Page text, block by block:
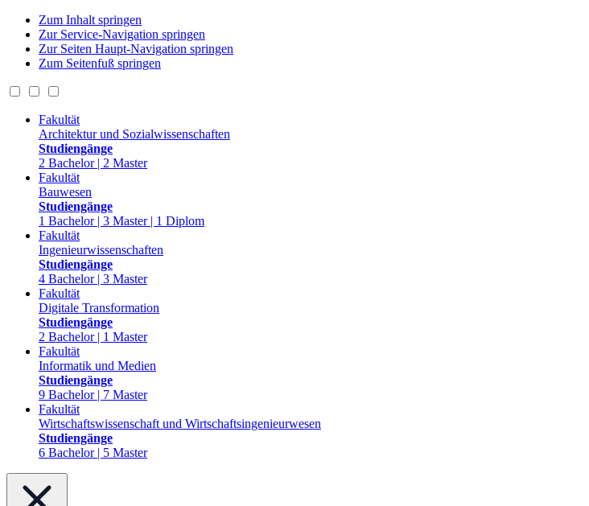
Zum Inhalt springen
Zur Service-Navigation springen
Zur Seiten Haupt-Navigation springen
Zum Seitenfuß springen
Fakultät
Architektur und Sozialwissenschaften
Studiengänge
2 Bachelor | 2 Master
Fakultät
Bauwesen
Studiengänge
1 Bachelor | 3 Master | 1 Diplom
Fakultät
Ingenieurwissenschaften
Studiengänge
4 Bachelor | 3 Master
Fakultät
Digitale Transformation
Studiengänge
2 Bachelor | 1 Master
Fakultät
Informatik und Medien
Studiengänge
9 Bachelor | 7 Master
Fakultät
Wirtschaftswissenschaft und Wirtschaftsingenieurwesen
Studiengänge
6 Bachelor | 5 Master